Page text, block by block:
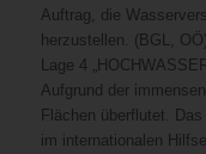
Auftrag, die
herzustellen. (BGL, OÖ)
Lage 4
Aufgrund der
Flächen überflutet.
im internationalen